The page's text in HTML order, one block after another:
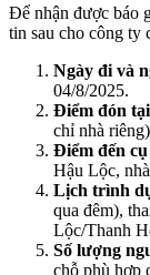
Để nhận được báo
tin sau cho công ty
Ngày đi và
04/8/2025.
Điểm đón
chỉ nhà
Điểm đến
Hậu Lộc,
Lịch trình
qua đêm),
Lộc/Thanh
Số lượng
chỗ phù hợp